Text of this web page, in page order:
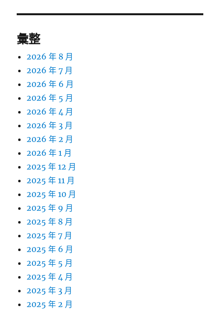
彙整
2026 年 8 月
2026 年 7 月
2026 年 6 月
2026 年 5 月
2026 年 4 月
2026 年 3 月
2026 年 2 月
2026 年 1 月
2025 年 12 月
2025 年 11 月
2025 年 10 月
2025 年 9 月
2025 年 8 月
2025 年 7 月
2025 年 6 月
2025 年 5 月
2025 年 4 月
2025 年 3 月
2025 年 2 月